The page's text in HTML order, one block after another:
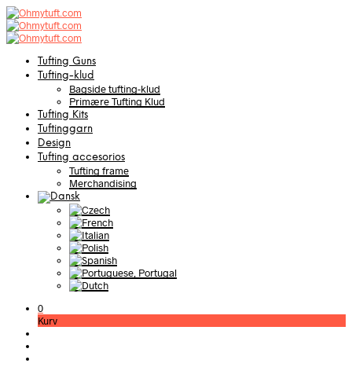
Tufting Guns
Tufting-klud
Bagside tufting-klud
Primære Tufting Klud
Tufting Kits
Tuftinggarn
Design
Tufting accesorios
Tufting frame
Merchandising
0
Kurv